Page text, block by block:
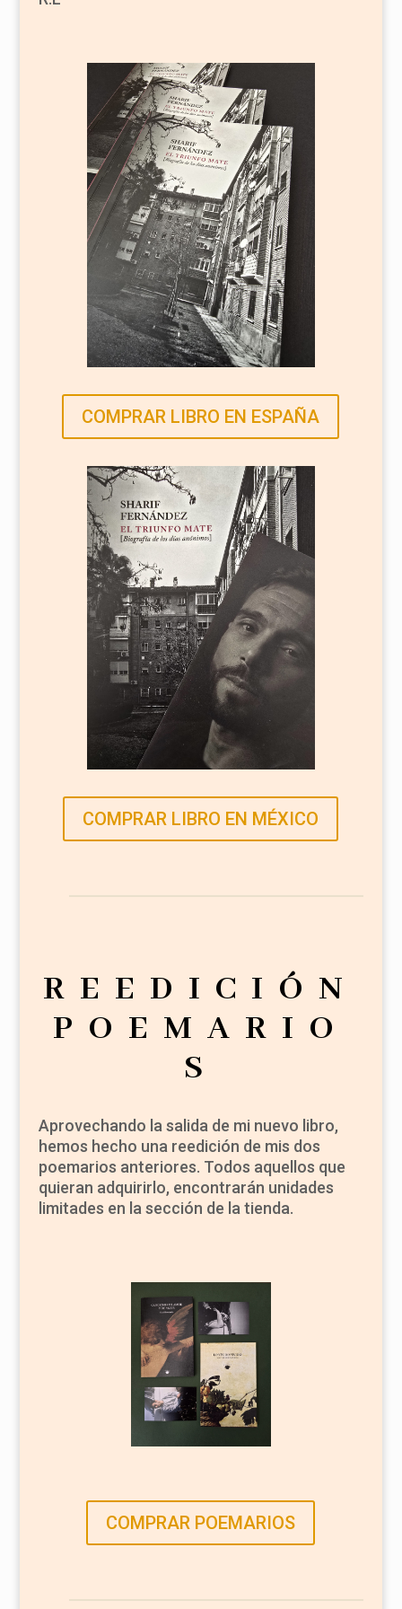
COMPRAR LIBRO EN ESPAÑA
COMPRAR LIBRO EN MÉXICO
REEDICIÓN
POEMARIO
S
Aprovechando la salida de mi nuevo libro,
hemos hecho una reedición de mis dos
poemarios anteriores. Todos aquellos que
quieran adquirirlo, encontrarán unidades
limitades en la sección de la tienda.
COMPRAR POEMARIOS